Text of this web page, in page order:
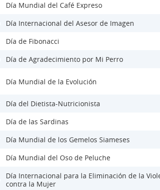
Día Mundial del Café Expreso
Día Internacional del Asesor de Imagen
Día de Fibonacci
Día de Agradecimiento por Mi Perro
Día Mundial de la Evolución
Día del Dietista-Nutricionista
Día de las Sardinas
Día Mundial de los Gemelos Siameses
Día Mundial del Oso de Peluche
Día Internacional para la Eliminación de la
contra la Mujer